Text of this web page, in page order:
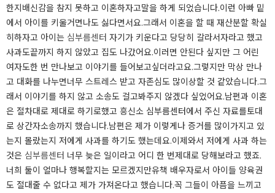
한지배신감을 참지 못하고 이혼하자고말을 하게 되었습니다.이런 아빠 밑
에서 아이를 키울거면나도 싫다면서요.그래서 이혼을 할 때 재산분할 확실
히하자고 아이는 심부름센터 자기가 키운다고 당당히 갈라서자라고 했고
사과도끝까지 하지 않았고 집도 나갔어요.​이러면 안된다 싶지만 그 어린
여자도한 번 만나보고 이야기를 들어보고싶더라고요.그렇지만 막상 만나
고 대화를 나누면너무 스트레스 받고 자존심도 많이상할 것 같았습니다.그
래서 이야기를 하지 않고 소송도 걸고봐주지 않겠다 싶었어요.남편과 이혼
은 절차대로 제대로 하기로했고 흥신소 심부름센터에서 주신 자료를토대
로 상간자소송까지 했습니다.남편은 제가 이렇게나 증거를 많이가지고 있
는지 몰랐는지 저에게 사과를 하기도 했는데요.이제와서 저에게 사과 하는
것은 심부름센터 너무 늦은 일이라고 어디 한 번제대로 당해보라고 했죠.​
너희 둘이 얼마나 행복할지는 모르겠지만유책 배우자로서 아이들 양육권
도 절대줄 수 없다고 제가 가져온다고 했습니다.꼭 그들이 아픔을 느끼고